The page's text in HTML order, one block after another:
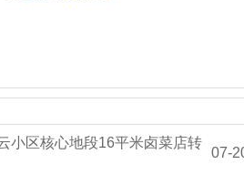
小区核心地段16平米卤菜店转
07-